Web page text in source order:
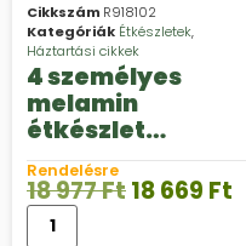
Cikkszám R918102
Kategóriák Étkészletek,
Háztartási cikkek
4 személyes
melamin
étkészlet
“BURANO”
Rendelésre
18 977Ft18 669 Ft